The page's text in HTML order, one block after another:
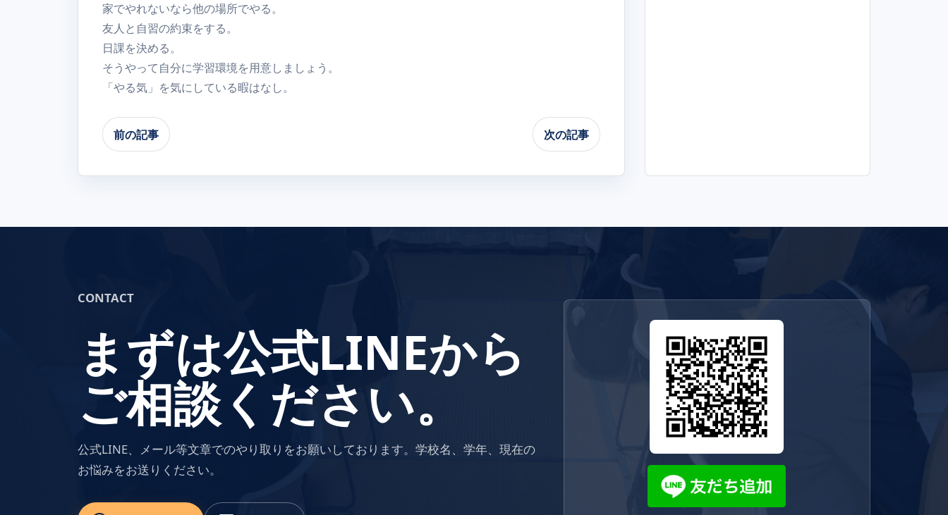
家でやれないなら他の場所でやる。
友人と自習の約束をする。
日課を決める。
そうやって自分に学習環境を用意しましょう。
「やる気」を気にしている暇はなし。
前の記事 次の記事
CONTACT
まずは公式LINEから
ご相談ください。
公式LINE、メール等文章でのやり取りをお願いしております。学校名、学年、現在の
お悩みをお送りください。